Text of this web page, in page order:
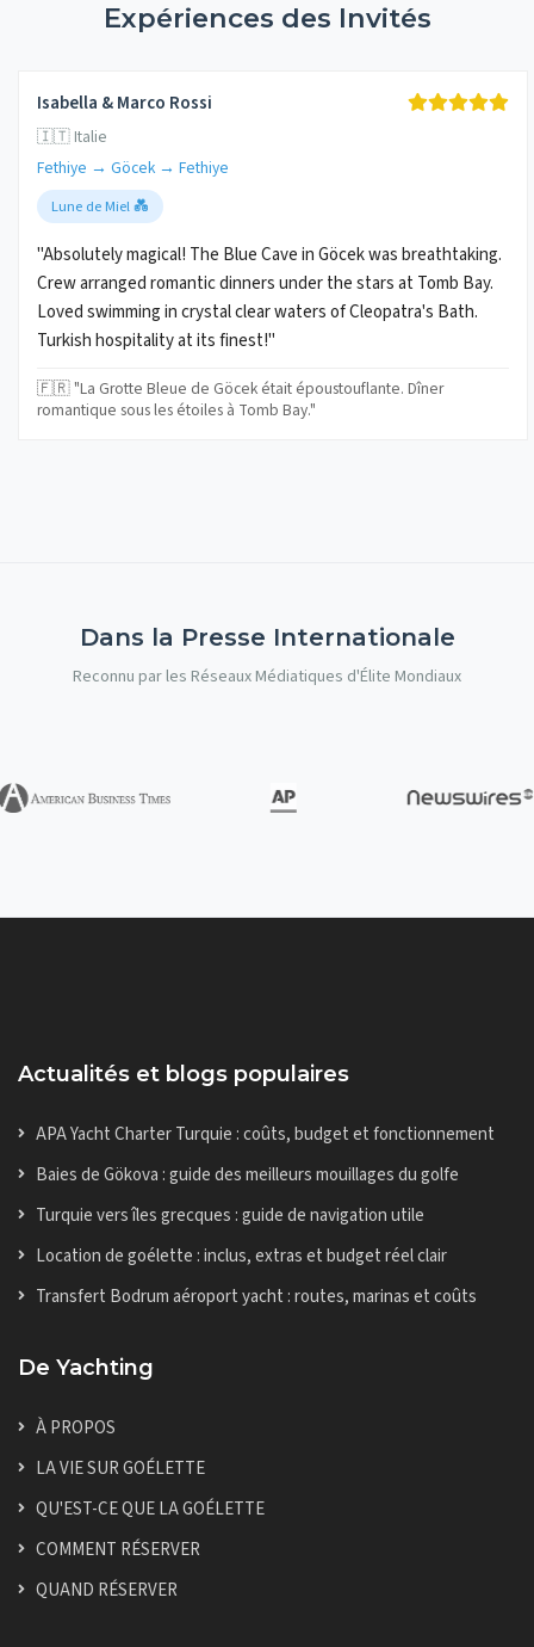
Expériences des Invités
Isabella & Marco Rossi
🇮🇹 Italie
Fethiye → Göcek → Fethiye
Lune de Miel 💑
"Absolutely magical! The Blue Cave in Göcek was breathtaking.
Crew arranged romantic dinners under the stars at Tomb Bay.
Loved swimming in crystal clear waters of Cleopatra's Bath.
Turkish hospitality at its finest!"
🇫🇷 "La Grotte Bleue de Göcek était époustouflante. Dîner
romantique sous les étoiles à Tomb Bay."
Dans la Presse Internationale
Reconnu par les Réseaux Médiatiques d'Élite Mondiaux
Actualités et blogs populaires
APA Yacht Charter Turquie : coûts, budget et fonctionnement
Baies de Gökova : guide des meilleurs mouillages du golfe
Turquie vers îles grecques : guide de navigation utile
Location de goélette : inclus, extras et budget réel clair
Transfert Bodrum aéroport yacht : routes, marinas et coûts
De Yachting
À PROPOS
LA VIE SUR GOÉLETTE
QU'EST-CE QUE LA GOÉLETTE
COMMENT RÉSERVER
QUAND RÉSERVER